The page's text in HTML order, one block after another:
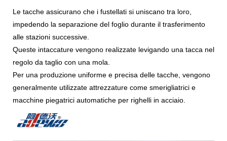
Le tacche assicurano che i fustellati si uniscano tra loro,
impedendo la separazione del foglio durante il trasferimento
alle stazioni successive.
Queste intaccature vengono realizzate levigando una tacca nel
regolo da taglio con una mola.
Per una produzione uniforme e precisa delle tacche, vengono
generalmente utilizzate attrezzature come smerigliatrici e
macchine piegatrici automatiche per righelli in acciaio.